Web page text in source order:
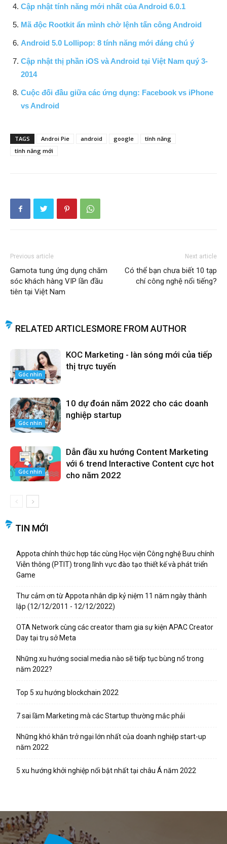
Cập nhật tính năng mới nhất của Android 6.0.1
Mã độc Rootkit ẩn mình chờ lệnh tấn công Android
Android 5.0 Lollipop: 8 tính năng mới đáng chú ý
Cập nhật thị phần iOS và Android tại Việt Nam quý 3-
2014
Cuộc đối đầu giữa các ứng dụng: Facebook vs iPhone
vs Android
TAGS Androi Pie android google
tính năng
tính năng mới
Previous article
Gamota tung ứng dụng chăm
sóc khách hàng VIP lần đầu
tiên tại Việt Nam
Next article
Có thể bạn chưa biết 10 tạp
chí công nghệ nổi tiếng?
RELATED ARTICLESMORE FROM AUTHOR
Góc nhìn
KOC Marketing - làn sóng mới của tiếp
thị trực tuyến
Góc nhìn
10 dự đoán năm 2022 cho các doanh
nghiệp startup
Góc nhìn
Dẫn đầu xu hướng Content Marketing
với 6 trend Interactive Content cực hot
cho năm 2022
TIN MỚI
Appota chính thức hợp tác cùng Học viện Công nghệ Bưu chính
Viễn thông (PTIT) trong lĩnh vực đào tạo thiết kế và phát triển
Game
Thư cảm ơn từ Appota nhân dịp kỷ niệm 11 năm ngày thành
lập (12/12/2011 - 12/12/2022)
OTA Network cùng các creator tham gia sự kiện APAC Creator
Day tại trụ sở Meta
Những xu hướng social media nào sẽ tiếp tục bùng nổ trong
năm 2022?
Top 5 xu hướng blockchain 2022
7 sai lầm Marketing mà các Startup thường mắc phải
Những khó khăn trở ngại lớn nhất của doanh nghiệp start-up
năm 2022
5 xu hướng khởi nghiệp nổi bật nhất tại châu Á năm 2022